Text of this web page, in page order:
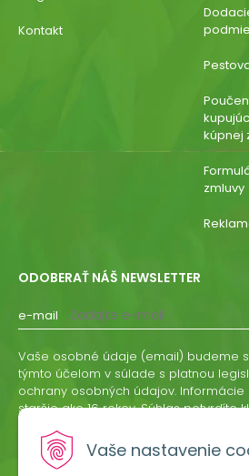
Vaše nastavenie
Kontakt
kúpnej
zmluvy
ODOBERAŤ NÁŠ NEWSLETTER
e-mail
Vaše osobné údaje (email) budeme
týmto účelom v súlade s platnou
ochrany osobných údajov.
staršie ako 16 rokov. Súhlas potvrdíte
odvolať písomne, emailom alebo
ktoréhokoľvek informačného emailu.